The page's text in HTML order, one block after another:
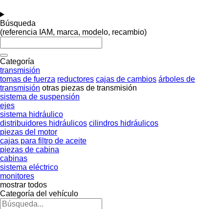
Búsqueda
(referencia IAM, marca, modelo, recambio)
Categoría
transmisión
tomas de fuerza reductores cajas de cambios árboles de
transmisión otras piezas de transmisión
sistema de suspensión
ejes
sistema hidráulico
distribuidores hidráulicos cilindros hidráulicos
piezas del motor
cajas para filtro de aceite
piezas de cabina
cabinas
sistema eléctrico
monitores
mostrar todos
Categoría del vehículo